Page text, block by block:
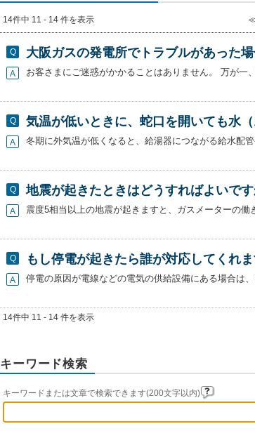
14件中 11 - 14 件を表示
大阪ガスの発電所でトラブルがあった
お客さまにご迷惑がかかることはありません。 万が
気温が低いときに、蛇口を開いても水
冬期に外気温が低くなると、給湯器につながる給水配
地震が起きたときはどうすればよいです
震度5相当以上の地震が起きますと、ガスメーターの
もし停電が起きたら誰が対応してくれま
停電の原因が電線などの電気の供給設備にある場合は
14件中 11 - 14 件を表示
キーワード検索
キーワードまたは文章で検索できます(200文字以内)